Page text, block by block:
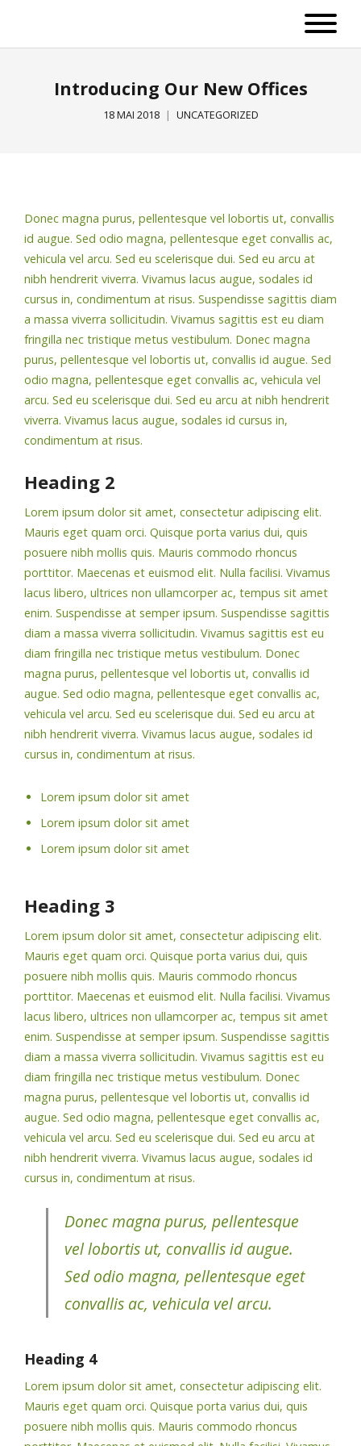
Introducing Our New Offices
18 MAI 2018 UNCATEGORIZED
Donec magna purus, pellentesque vel lobortis ut, convallis
id augue. Sed odio magna, pellentesque eget convallis ac,
vehicula vel arcu. Sed eu scelerisque dui. Sed eu arcu at
nibh hendrerit viverra. Vivamus lacus augue, sodales id
cursus in, condimentum at risus. Suspendisse sagittis diam
a massa viverra sollicitudin. Vivamus sagittis est eu diam
fringilla nec tristique metus vestibulum. Donec magna
purus, pellentesque vel lobortis ut, convallis id augue. Sed
odio magna, pellentesque eget convallis ac, vehicula vel
arcu. Sed eu scelerisque dui. Sed eu arcu at nibh hendrerit
viverra. Vivamus lacus augue, sodales id cursus in,
condimentum at risus.
Heading 2
Lorem ipsum dolor sit amet, consectetur adipiscing elit.
Mauris eget quam orci. Quisque porta varius dui, quis
posuere nibh mollis quis. Mauris commodo rhoncus
porttitor. Maecenas et euismod elit. Nulla facilisi. Vivamus
lacus libero, ultrices non ullamcorper ac, tempus sit amet
enim. Suspendisse at semper ipsum. Suspendisse sagittis
diam a massa viverra sollicitudin. Vivamus sagittis est eu
diam fringilla nec tristique metus vestibulum. Donec
magna purus, pellentesque vel lobortis ut, convallis id
augue. Sed odio magna, pellentesque eget convallis ac,
vehicula vel arcu. Sed eu scelerisque dui. Sed eu arcu at
nibh hendrerit viverra. Vivamus lacus augue, sodales id
cursus in, condimentum at risus.
Lorem ipsum dolor sit amet
Lorem ipsum dolor sit amet
Lorem ipsum dolor sit amet
Heading 3
Lorem ipsum dolor sit amet, consectetur adipiscing elit.
Mauris eget quam orci. Quisque porta varius dui, quis
posuere nibh mollis quis. Mauris commodo rhoncus
porttitor. Maecenas et euismod elit. Nulla facilisi. Vivamus
lacus libero, ultrices non ullamcorper ac, tempus sit amet
enim. Suspendisse at semper ipsum. Suspendisse sagittis
diam a massa viverra sollicitudin. Vivamus sagittis est eu
diam fringilla nec tristique metus vestibulum. Donec
magna purus, pellentesque vel lobortis ut, convallis id
augue. Sed odio magna, pellentesque eget convallis ac,
vehicula vel arcu. Sed eu scelerisque dui. Sed eu arcu at
nibh hendrerit viverra. Vivamus lacus augue, sodales id
cursus in, condimentum at risus.
Donec magna purus, pellentesque
vel lobortis ut, convallis id augue.
Sed odio magna, pellentesque eget
convallis ac, vehicula vel arcu.
Heading 4
Lorem ipsum dolor sit amet, consectetur adipiscing elit.
Mauris eget quam orci. Quisque porta varius dui, quis
posuere nibh mollis quis. Mauris commodo rhoncus